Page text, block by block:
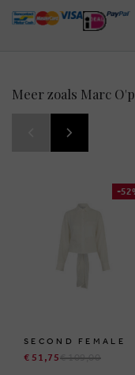
Meer zoals Marc
-
SECOND FEMALE
€ 51,75€ 109,00